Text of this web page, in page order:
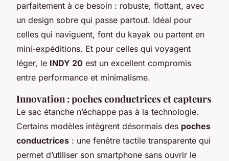
parfaitement à ce besoin : robuste, flottant, avec
un design sobre qui passe partout. Idéal pour
celles qui naviguent, font du kayak ou partent en
mini-expéditions. Et pour celles qui voyagent
léger, le INDY 20 est un excellent compromis
entre performance et minimalisme.
Innovation : poches conductrices et capteurs
Le sac étanche n’échappe pas à la technologie.
Certains modèles intègrent désormais des poches
conductrices : une fenêtre tactile transparente qui
permet d’utiliser son smartphone sans ouvrir le